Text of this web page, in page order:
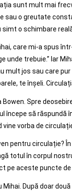
sunt mult mai
sau o greutate
simt o schimbare
care mi-a spus
unde trebuie.” Iar
mult jos sau care
te înșeli.
Bowen. Spre
începe să răspundă
vine vorba de
pentru circulație?
totul în corpul
pe aceste puncte
După doar